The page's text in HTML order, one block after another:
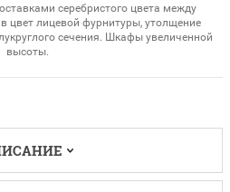
серебристого цвета между
цвет лицевой фурнитуры, утолщение
сечения. Шкафы увеличенной
высоты.